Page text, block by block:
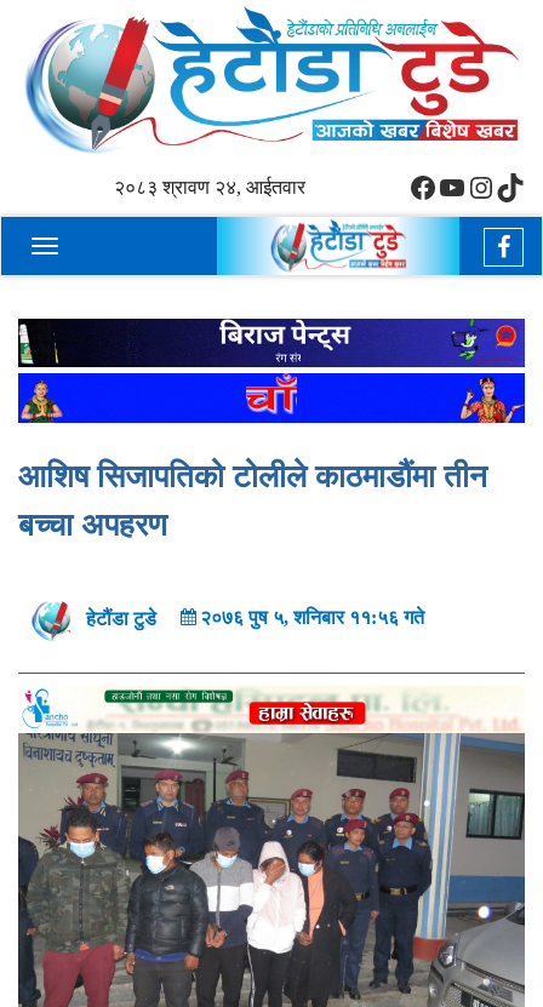
२०८३ श्रावण २४, आईतवार Facebook
YouTube
Insta
Toggle
navigation
आशिष सिजापतिको टोलीले काठमाडौंमा तीन
बच्चा अपहरण
हेटौंडा टुडे २०७६ पुष ५, शनिबार ११:५६ गते